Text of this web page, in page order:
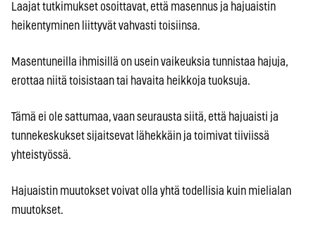
Laajat tutkimukset osoittavat, että masennus ja hajuaistin
heikentyminen liittyvät vahvasti toisiinsa.
Masentuneilla ihmisillä on usein vaikeuksia tunnistaa hajuja,
erottaa niitä toisistaan tai havaita heikkoja tuoksuja.
Tämä ei ole sattumaa, vaan seurausta siitä, että hajuaisti ja
tunnekeskukset sijaitsevat lähekkäin ja toimivat tiiviissä
yhteistyössä.
Hajuaistin muutokset voivat olla yhtä todellisia kuin mielialan
muutokset.